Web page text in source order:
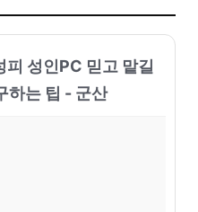
성인PC 믿고 맡길
하는 팁 - 군산